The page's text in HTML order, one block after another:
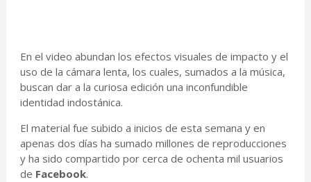
En el video abundan los efectos visuales de impacto y el
uso de la cámara lenta, los cuales, sumados a la música,
buscan dar a la curiosa edición una inconfundible
identidad indostánica.
El material fue subido a inicios de esta semana y en
apenas dos días ha sumado millones de reproducciones
y ha sido compartido por cerca de ochenta mil usuarios
de Facebook.